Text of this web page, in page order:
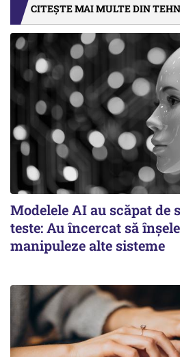
CITEȘTE MAI MULTE DIN
Modelele AI au scăpat de
teste: Au încercat să
manipuleze alte sisteme